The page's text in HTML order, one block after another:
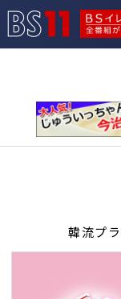
BSイレブ
韓流プ